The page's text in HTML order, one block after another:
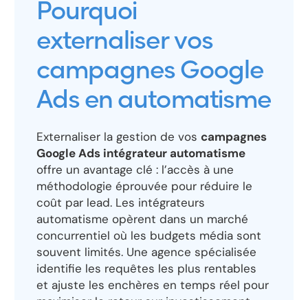
Pourquoi
externaliser vos
campagnes Google
Ads en automatisme
Externaliser la gestion de vos campagnes
Google Ads intégrateur automatisme
offre un avantage clé : l’accès à une
méthodologie éprouvée pour réduire le
coût par lead. Les intégrateurs
automatisme opèrent dans un marché
concurrentiel où les budgets média sont
souvent limités. Une agence spécialisée
identifie les requêtes les plus rentables
et ajuste les enchères en temps réel pour